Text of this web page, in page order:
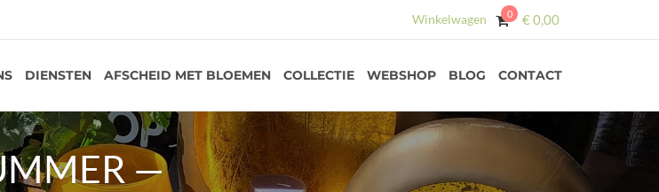
Winkelwagen 0 €0,00
DIENSTEN AFSCHEID MET BLOEMEN COLLECTIE WEBSHOP BLOG CONTACT
—